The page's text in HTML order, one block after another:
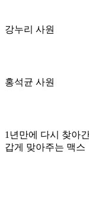
강누리 사원
홍석균 사원
1년만에 다시 찾아
갑게 맞아주는 맥스